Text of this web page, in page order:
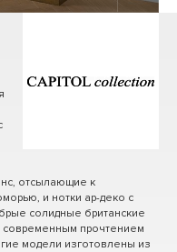
отсылающие к
и нотки ар-деко с
солидные британские
прочтением
модели изготовлены из